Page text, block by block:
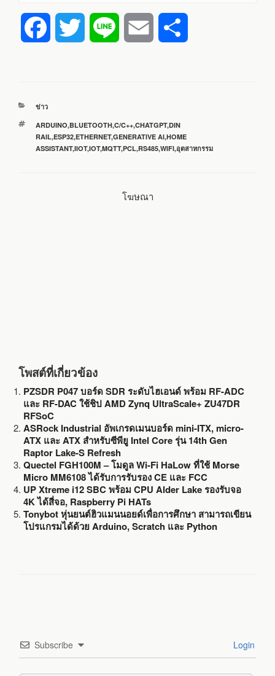
b t l e
หมวด
ข่าว
ป้าย
กำกับ
ARDUINO,BLUETOOTH,C/C++,CHATGPT,DIN
RAIL,ESP32,ETHERNET,GENERATIVE AI,HOME
ASSISTANT,IIOT,IOT,MQTT,PCL,RS485,WIFI,อุตสาหกรรม
โฆษณา
โพสต์ที่เกี่ยวข้อง
PZSDR P047 บอร์ด SDR ระดับไฮเอนด์ พร้อม RF-ADC
และ RF-DAC ใช้ชิป AMD Zynq UltraScale+ ZU47DR
RFSoC
ASRock Industrial อัพเกรดเมนบอร์ด mini-ITX, micro-
ATX และ ATX สำหรับซีพียู Intel Core รุ่น 14th Gen
Raptor Lake-S Refresh
Quectel FGH100M – โมดูล Wi-Fi HaLow ที่ใช้ Morse
Micro MM6108 ได้รับการรับรอง CE และ FCC
UP Xtreme i12 SBC พร้อม CPU Alder Lake รองรับจอ
4K ได้สี่จอ, Raspberry Pi HATs
Tonybot หุ่นยนต์ฮิวแมนนอยด์เพื่อการศึกษา สามารถเขียน
โปรแกรมได้ด้วย Arduino, Scratch และ Python
Subscribe Login